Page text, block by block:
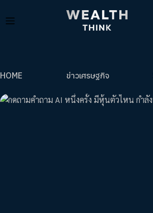
HOME ข่าวเศรษฐกิจ